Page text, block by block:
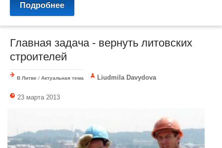
Подробнее
Главная задача - вернуть литовских
строителей
В Литве / Актуальная тема Liudmila Davydova
23 марта 2013